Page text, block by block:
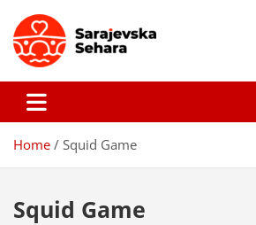
content
Sarajevska sehara
Home Squid Game
Squid Game